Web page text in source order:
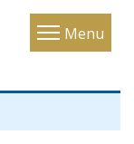
Menu
Toggle